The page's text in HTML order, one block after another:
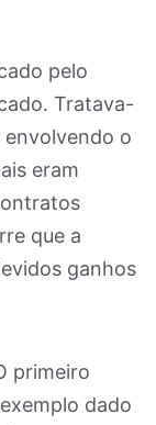
pelo
Tratava-
envolvendo o
eram
que a
ganhos
primeiro
dado